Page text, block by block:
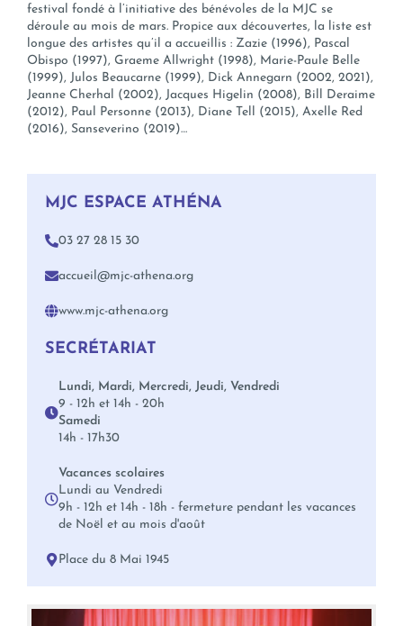
festival fondé à l’initiative des bénévoles de la MJC se
déroule au mois de mars. Propice aux découvertes, la liste est
longue des artistes qu’il a accueillis : Zazie (1996), Pascal
Obispo (1997), Graeme Allwright (1998), Marie-Paule Belle
(1999), Julos Beaucarne (1999), Dick Annegarn (2002, 2021),
Jeanne Cherhal (2002), Jacques Higelin (2008), Bill Deraime
(2012), Paul Personne (2013), Diane Tell (2015), Axelle Red
(2016), Sanseverino (2019)…
MJC ESPACE ATHÉNA
03 27 28 15 30
accueil@mjc-athena.org
www.mjc-athena.org
SECRÉTARIAT
Lundi, Mardi, Mercredi, Jeudi, Vendredi
9 - 12h et 14h - 20h
Samedi
14h - 17h30
Vacances scolaires
Lundi au Vendredi
9h - 12h et 14h - 18h - fermeture pendant les vacances
de Noël et au mois d'août
Place du 8 Mai 1945